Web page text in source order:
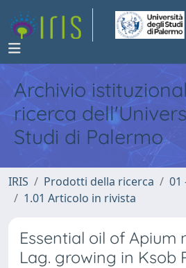
Archivio
ricerca
Studi di Palermo
IRIS Prodotti della ricerca
01
1.01 Articolo in rivista
Essential oil of Apium
Lag. growing in Ksob